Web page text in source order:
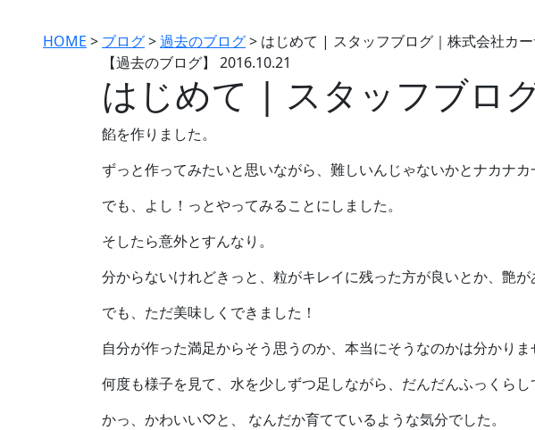
HOME > ブログ>過去のブログ> はじめて | スタッフブログ｜株式会社カ
【過去のブログ】 2016.10.21
はじめて | スタッフブロ
餡を作りました。
ずっと作ってみたいと思いながら、難しいんじゃないかとナカナカ
でも、よし！っとやってみることにしました。
そしたら意外とすんなり。
分からないけれどきっと、粒がキレイに残った方が良いとか、艶
でも、ただ美味しくできました！
自分が作った満足からそう思うのか、本当にそうなのかは分かりま
何度も様子を見て、水を少しずつ足しながら、だんだんふっくらし
かっ、かわいい♡と、 なんだか育てているような気分でした。